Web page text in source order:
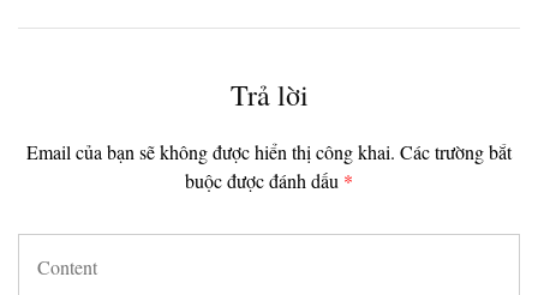
Trả lời
Email của bạn sẽ không được hiển thị công khai. Các trường bắt
buộc được đánh dấu *